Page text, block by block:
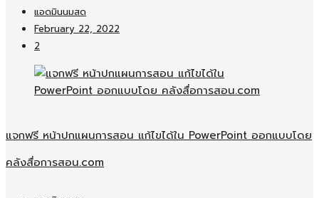
แอดมินนมสด
February 22, 2022
2
แจกฟรี หน้าปกแผนการสอน แก้ไขได้ใน PowerPoint ออกแบบโดย
คลังสื่อการสอน.com